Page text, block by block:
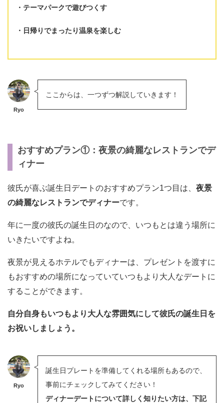
テーマパークで遊びつくす
日帰りでまったり温泉を楽しむ
Ryo
ここからは、一つずつ解説していきます！
おすすめプラン①：夜景の綺麗なレストランでデ
ィナー
彼氏が喜ぶ誕生日デートのおすすめプラン1つ目は、 夜景
の綺麗なレストランでディナーです。
年に一度の彼氏の誕生日のなので、いつもとは違う場所に
いきたいですよね。
夜景が見えるホテルでもディナーは、プレゼントを渡すに
もおすすめの場所になっていていつもより大人なデートに
することができます。
自分自身もいつもより大人な雰囲気にして彼氏の誕生日を
お祝いしましょう。
Ryo
誕生日プレートを準備してくれる場所もあるので、
事前にチェックしてみてください！
ディナーデートについて詳しく知りたい方は、下記